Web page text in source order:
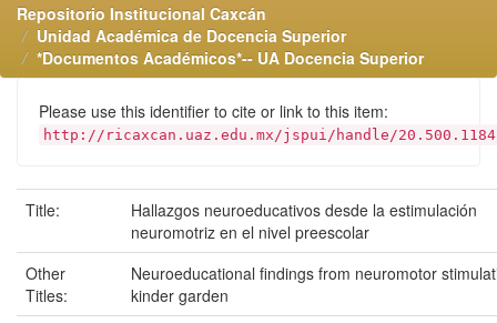
Repositorio Institucional Caxcán
Unidad Académica de Docencia Superior
*Documentos Académicos*-- UA Docencia Superior
Please use this identifier to cite or link to this item:
http://ricaxcan.uaz.edu.mx/jspui/handle/
Title:
Hallazgos neuroeducativos desde la estimulación
neuromotriz en el nivel preescolar
Other
Titles:
Neuroeducational findings from neuromotor
kinder garden